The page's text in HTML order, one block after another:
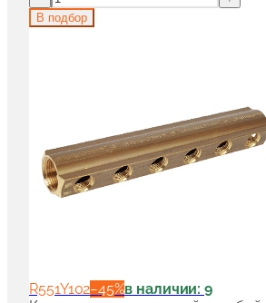
В подбор
R551Y102−45%в наличии: 9